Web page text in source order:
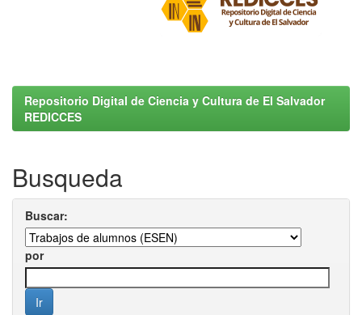
Repositorio Digital de Ciencia y Cultura de El Salvador
REDICCES
Busqueda
Buscar:
por